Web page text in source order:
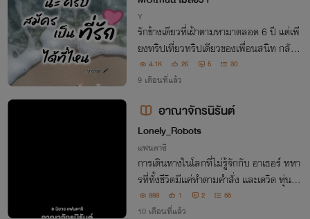
Y
รักข้างเดียวที่เฝ้าตามหามาตลอด 6 ปี แต่เพี
ยงทริปเที่ยวทริปเดียวของเพื่อนสนิท กลับ
ทำให้กองทัพได้เจอเขาอีกครั้ง “คุณชื่ออะไรห
รอครับ” แต่! ทุกอย่างมันไม่ได้ง่ายอย่างที่คิด
4.1K 26 5 30
9 เดือนที่แล้ว
อาณาจักรนิรันต์
Lonely_Robots
แฟนตาซี
การเดินทางในโลกที่ไม่รู้จักกับ อาเธอร์ ทหา
รที่ทั้งชีวิตมีแค่ทำตามคำสั่ง และเดวิด หุ่นยน
ต์ที่ต้องเรียนรู้ความเป็นมนุษย์
989 1 2 55
10 เดือนที่แล้ว